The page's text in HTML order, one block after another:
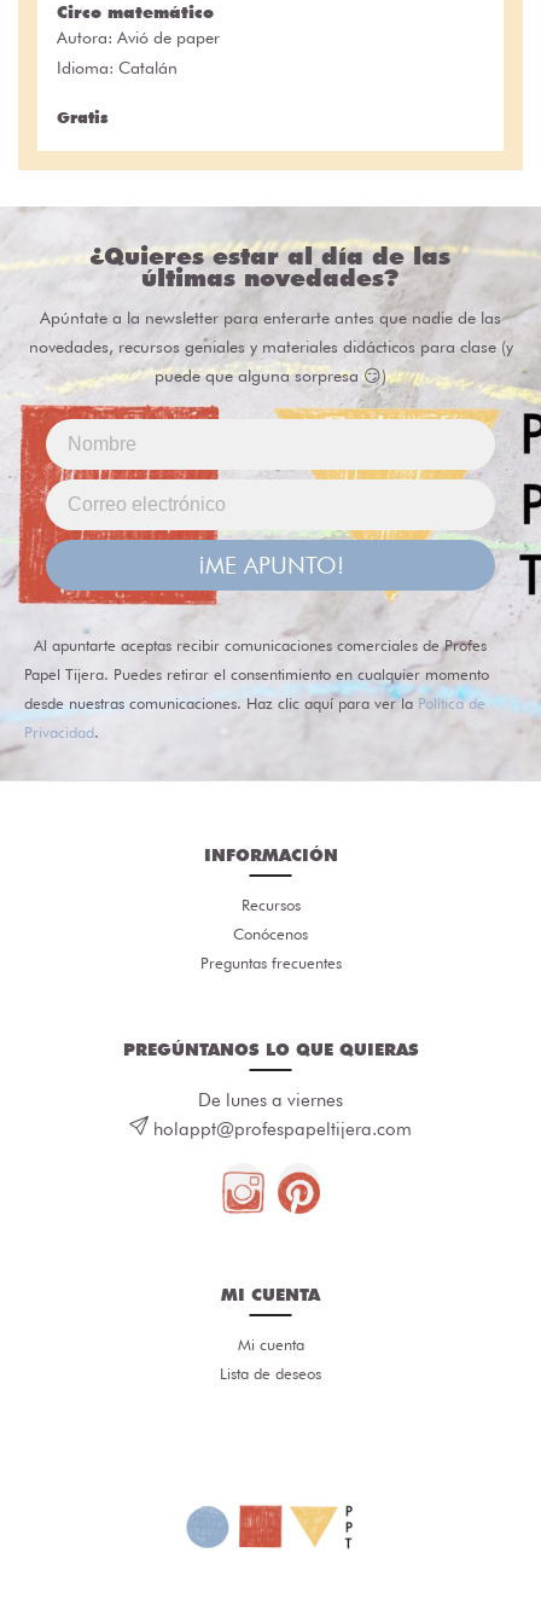
Circo matemático
Autora: Avió de paper
Idioma: Catalán
Gratis
¿Quieres estar al día de las
últimas novedades?
Apúntate a la newsletter para enterarte antes que nadie de las
novedades, recursos geniales y materiales didácticos para clase (y
puede que alguna sorpresa 😏)
¡ME APUNTO!
Al apuntarte aceptas recibir comunicaciones comerciales de Profes
Papel Tijera. Puedes retirar el consentimiento en cualquier momento
desde nuestras comunicaciones. Haz clic aquí para ver la Política de
Privacidad.
INFORMACIÓN
Recursos
Conócenos
Preguntas frecuentes
PREGÚNTANOS LO QUE QUIERAS
De lunes a viernes
holappt@profespapeltijera.com
MI CUENTA
Mi cuenta
Lista de deseos